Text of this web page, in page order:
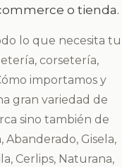
o tienda.
lo que necesita tu
corsetería,
importamos y
gran variedad de
sino también de
Abanderado, Gisela,
Cerlips, Naturana,